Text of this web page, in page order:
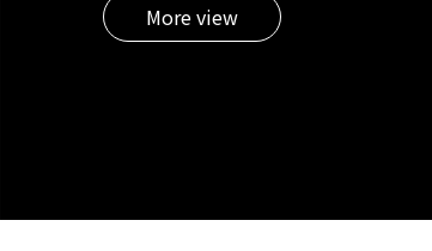
More view